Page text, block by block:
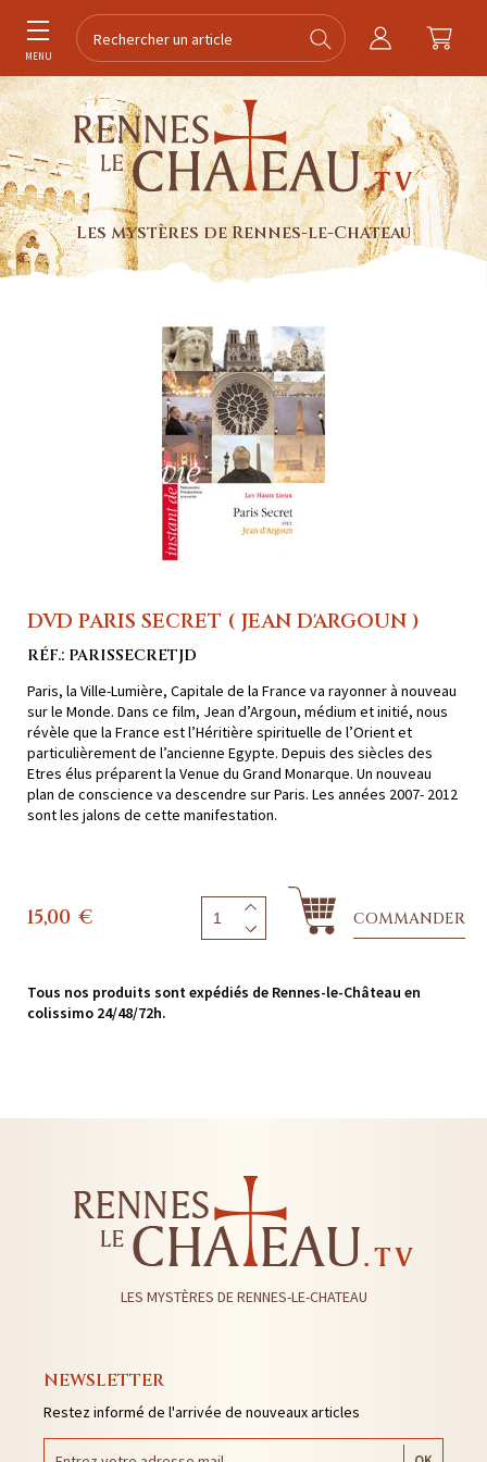
MENU
Les mystères de Rennes-le-Chateau
DVD PARIS SECRET ( JEAN D'ARGOUN )
RÉF.: PARISSECRETJD
Paris, la Ville-Lumière, Capitale de la France va rayonner à nouveau
sur le Monde. Dans ce film, Jean d’Argoun, médium et initié, nous
révèle que la France est l’Héritière spirituelle de l’Orient et
particulièrement de l’ancienne Egypte. Depuis des siècles des
Etres élus préparent la Venue du Grand Monarque. Un nouveau
plan de conscience va descendre sur Paris. Les années 2007- 2012
sont les jalons de cette manifestation.
15,00 € COMMANDER
Tous nos produits sont expédiés de Rennes-le-Château en
colissimo 24/48/72h.
LES MYSTÈRES DE RENNES-LE-CHATEAU
NEWSLETTER
Restez informé de l'arrivée de nouveaux articles